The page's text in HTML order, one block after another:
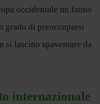
occidentale mi fanno
grado di preoccuparsi
si lascino spaventare da
internazionale